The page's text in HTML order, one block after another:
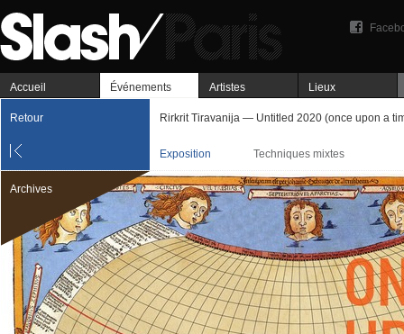
Accueil Événements Artistes Lieux
Retour Rirkrit Tiravanija — Untitled 2020 (once upon a
Exposition Techniques mixtes
Archives